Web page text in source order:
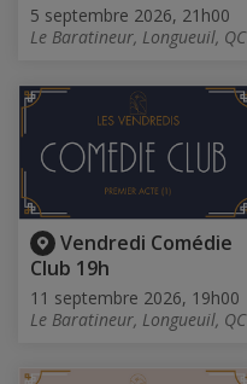
5 septembre 2026, 21h00
Le Baratineur, Longueuil, QC
Vendredi Comédie
Club 19h
11 septembre 2026, 19h00
Le Baratineur, Longueuil, QC